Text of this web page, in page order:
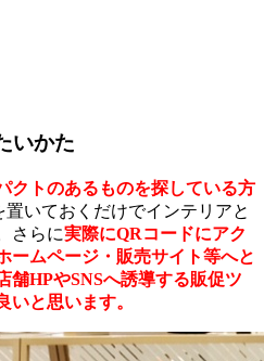
いかた
クトのあるものを探している方
いておくだけでインテリアと
さらに実際にQRコードにアク
ームページ・販売サイト等へと
舗HPやSNSへ誘導する販促ツ
いと思います。